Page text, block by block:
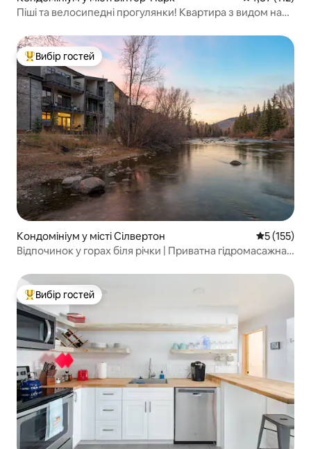
Піші та велосипедні прогулянки! Квартира з видом на
Топ вибір гостей
Вибір гостей
Кондомініум у місті Сілвертон Середня
5 (155)
Відпочинок у горах біля річки | Приватна гідромасажна
Топ вибір гостей
Вибір гостей